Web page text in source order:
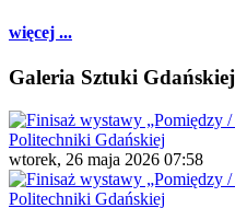
więcej ...
Galeria Sztuki Gdańskiej
wtorek, 26 maja 2026 07:58